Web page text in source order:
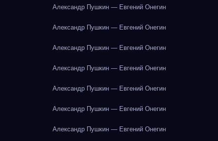
Александр Пушкин — Евгений Онегин
Александр Пушкин — Евгений Онегин
Александр Пушкин — Евгений Онегин
Александр Пушкин — Евгений Онегин
Александр Пушкин — Евгений Онегин
Александр Пушкин — Евгений Онегин
Александр Пушкин — Евгений Онегин